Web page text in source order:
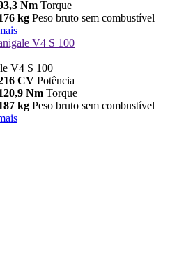
Nm Torque
kg Peso bruto sem combustível
V4 S 100
V4 S 100
CV Potência
Nm Torque
kg Peso bruto sem combustível